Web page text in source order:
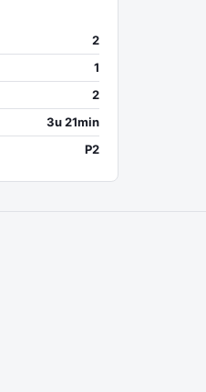
2
1
2
3u 21min
P2